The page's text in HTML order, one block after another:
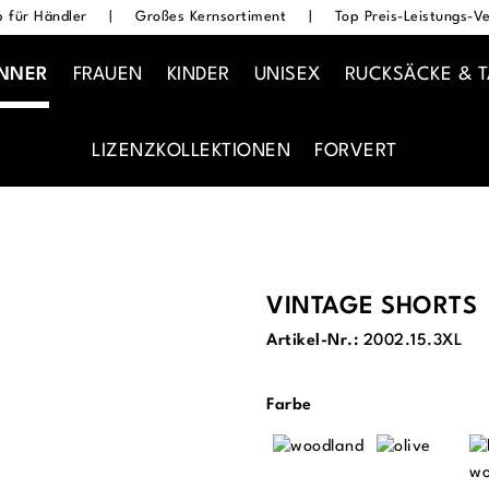
für Händler Großes Kernsortiment Top Preis-Leistungs-
FRAUEN KINDER UNISEX RUCKSÄCKE &
LIZENZKOLLEKTIONEN FORVERT
VINTAGE SHORTS
Artikel-Nr.: 2002.15.3XL
Farbeauswählen